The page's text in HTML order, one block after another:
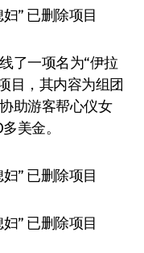
了一项名为“伊拉
目，其内容为组团
助游客帮心仪女
美金。